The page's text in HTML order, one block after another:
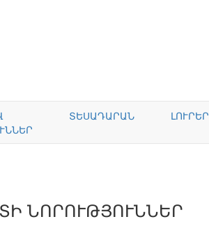
ՏԵՍԱԴԱՐԱՆ ԼՈՒՐԵՐ
ՆՈՐՈՒԹՅՈՒՆՆԵՐ